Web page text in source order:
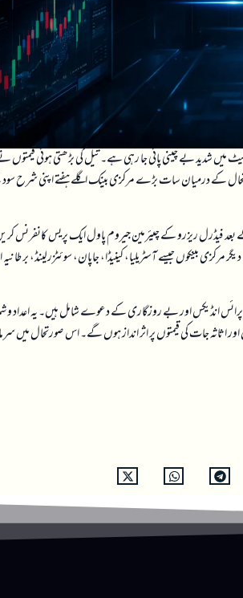
میں شدید بے چینی پائی جا رہی ہے۔ تیل کی بڑھتی ہوئی قیمتوں
صورتحال کے درمیان سات بڑے مرکزی بینک اگلے ہفتے اپنی شرح
بعد فیڈرل ریزرو کے چیئرمین جیروم پاول ایک پریس کانفرنس
بینکوں جیسے آسٹریلیا، کینیڈا، جاپان، سوئٹزرلینڈ، برطانیہ
پرائس انڈیکس اور بے روزگاری کے دعوے شامل ہیں۔ یہ اعداد و
اور اثاثہ جات کی قیمتوں پر اثر انداز ہوں گے۔ اس صورتحال میں